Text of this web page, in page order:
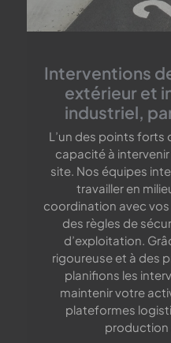
Interventions
extérieur et
industriel,
L’un des points forts
capacité à
site. Nos équipes
travailler en
coordination avec
des règles de
d’exploitation.
rigoureuse et à des
planifions les
maintenir votre
plateformes
production